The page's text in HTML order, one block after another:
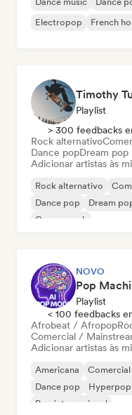
Electropop
French
Timothy
Playlist
> 300 feedbacks
Rock alternativo
Dance popDream pop
Adicionar artistas às
Rock alternativo
Dance pop
Dream
Garage rock
NOVO
Playlist
< 100 feedbacks
Afrobeat / Afropop
Comercial /
Adicionar artistas às
Americana
Dance pop
Hyperpop
Pop internacional